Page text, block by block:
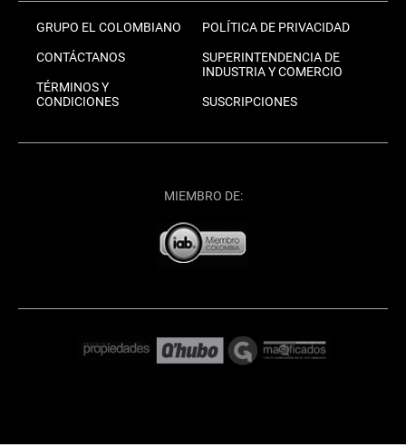
GRUPO EL COLOMBIANO
CONTÁCTANOS
TÉRMINOS Y
CONDICIONES
POLÍTICA DE PRIVACIDAD
SUPERINTENDENCIA DE
INDUSTRIA Y COMERCIO
SUSCRIPCIONES
MIEMBRO DE: